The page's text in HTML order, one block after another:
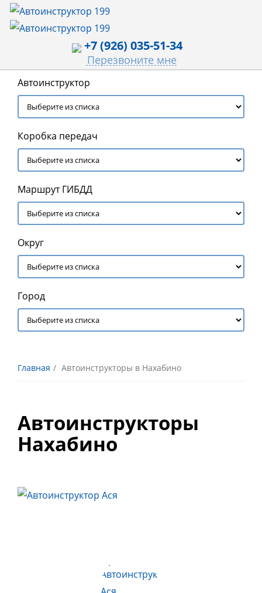
+7 (926) 035-51-34
Перезвоните мне
Автоинструктор
Коробка передач
Маршрут ГИБДД
Округ
Город
Главная Автоинструкторы в Нахабино
Автоинструкторы
Нахабино